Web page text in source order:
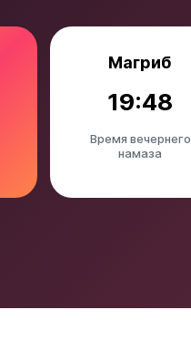
Магриб
19:48
Время вечернего
намаза